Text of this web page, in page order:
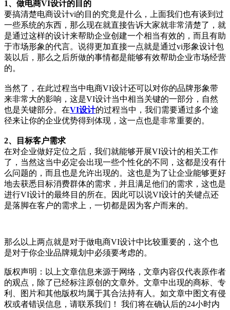
1、做电商VI设计的目的
要搞清楚电商设计vi的目的究竟是什么，上面我们也有谈到过
一些系统的东西，那么现在就直接告诉大家就非常清楚了，就
是通过这样的设计来帮助企业创建一个相当有效的，而且有助
于市场形象的代言。说得更加直接一点就是通过vi形象设计包
装以后，那么之后所做的事情都是能够有效帮助企业市场经营
的。
当然了，在此过程当中电商VI设计还可以对你的品牌形象带
来非常大的影响，这是VI设计当中相当关键的一部分，自然
也是关键部分。在VI设计的过程当中，我们需要通过多个途
径来让你的企业优势得到体现，这一点也是非常重要的。
2、目标客户需求
在对企业做好定位之后，我们就能够开展VI设计的相关工作
了，当然这当中必定会出现一些个性化的不同，这都是没有什
么问题的，而且也是允许出现的。这也是为了让企业能够更好
地去获悉目标消费群体的需求，并且满足他们的需求，这也是
进行VI设计的最终目的所在。因此可以说VI设计的关键点还
是落脚在客户的需求上，一切都是因为客户而来的。
那么以上两点就是对于做电商VI设计中比较重要的，这个也
是对于你企业品牌规划中必须要考虑的。
版权声明：以上文章信息来源于网络，文章内容仅代表原作者
的观点，除了已经标注原创的文章外。文章中出现的商标、专
利、图片和其他版权均属于其合法持有人。如文章中图文有侵
权或者错误信息，请联系我们！ 我们将在确认后的24小时内